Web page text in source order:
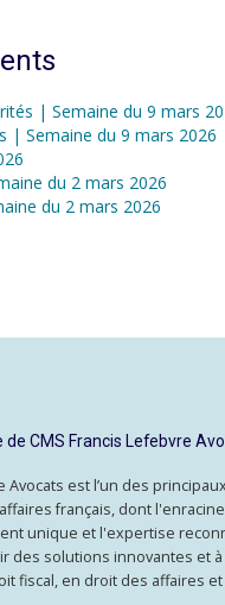
| Semaine du 9 mars
| Semaine du 9 mars 2026
du 2 mars 2026
du 2 mars 2026
de CMS Francis Lefebvre
Avocats est l’un des principaux
français, dont
unique et l'expertise
des solutions innovantes et
fiscal, en droit des affaires